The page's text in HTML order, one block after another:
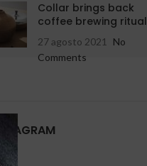
Collar brings back
coffee brewing ritual
27 agosto 2021
No
Comments